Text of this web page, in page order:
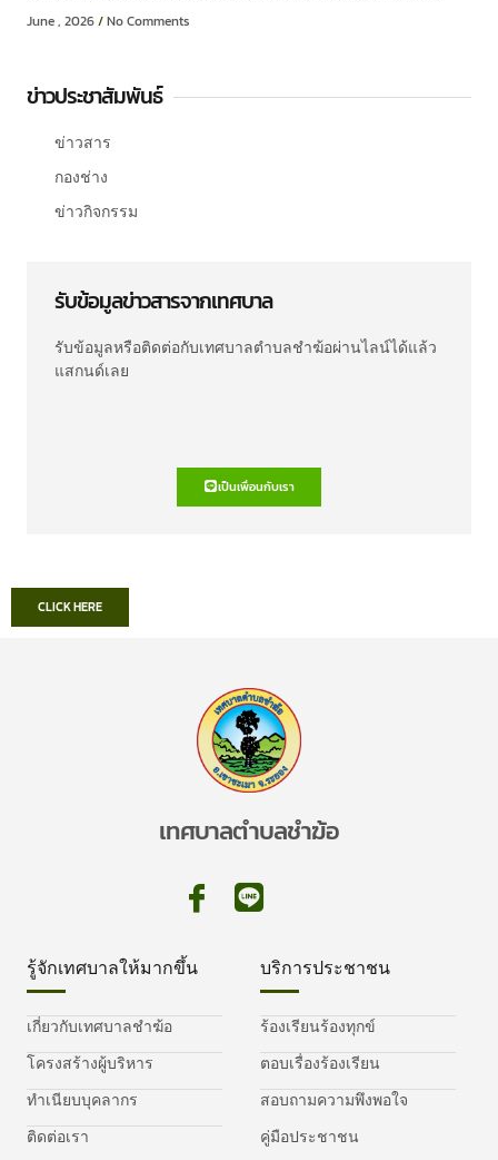
June , 2026 No Comments
ข่าวประชาสัมพันธ์
ข่าวสาร
กองช่าง
ข่าวกิจกรรม
รับข้อมูลข่าวสารจากเทศบาล
รับข้อมูลหรือติดต่อกับเทศบาลตำบลชำฆ้อผ่านไลน์ได้แล้ว
แสกนด์เลย
เป็นเพื่อนกับเรา
CLICK HERE
เทศบาลตำบลชำฆ้อ
รู้จักเทศบาลให้มากขึ้น
เกี่ยวกับเทศบาลชำฆ้อ
โครงสร้างผู้บริหาร
ทำเนียบบุคลากร
ติดต่อเรา
บริการประชาชน
ร้องเรียนร้องทุกข์
ตอบเรื่องร้องเรียน
สอบถามความพึงพอใจ
คู่มือประชาชน